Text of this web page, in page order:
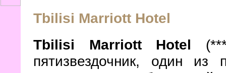
Tbilisi Marriott Hotel
Tbilisi Marriott Hotel
пятизвездочник, один из